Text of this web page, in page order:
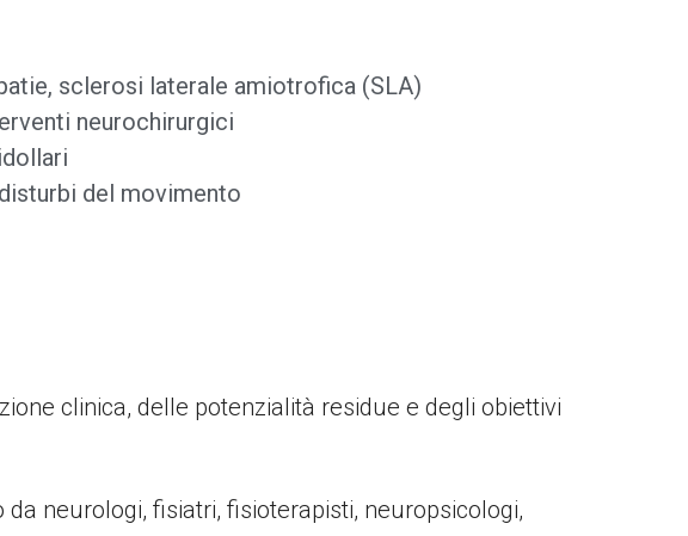
sclerosi laterale amiotrofica (SLA)
neurochirurgici
del movimento
clinica, delle potenzialità residue e degli obiettivi
neurologi, fisiatri, fisioterapisti, neuropsicologi,